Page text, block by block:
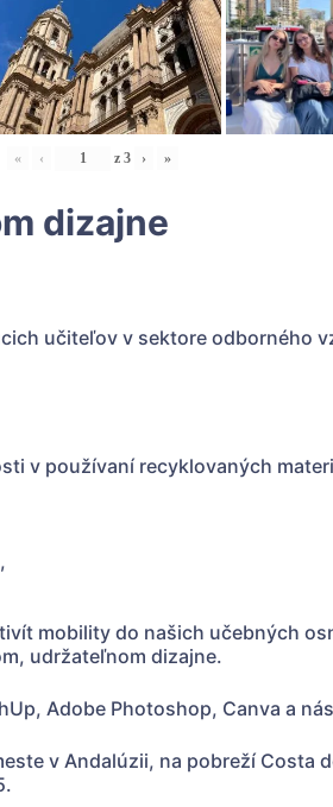
« ‹ z 3 › »
dizajne
učiteľov v sektore odborného
v používaní recyklovaných
mobility do našich učebných
udržateľnom dizajne.
Adobe Photoshop, Canva a
v Andalúzii, na pobreží Costa